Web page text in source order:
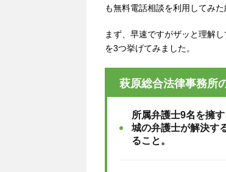
も無料電話相談を利用してみた
まず、早速ですがザッと理解
を3つ挙げてみました。
萩原総合法律事務所
所属弁護士9名を擁
城の弁護士が解決す
ること。